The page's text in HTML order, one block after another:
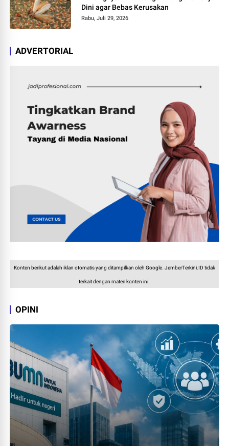
Dini agar Bebas Kerusakan
Rabu, Juli 29, 2026
ADVERTORIAL
Konten berikut adalah iklan otomatis yang ditampilkan oleh Google. JemberTerkini.ID tidak
terkait dengan materi konten ini.
OPINI